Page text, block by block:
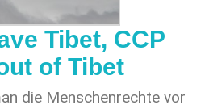
pm/2022/62).
werden, sich selbst zu
Tibet, CCP
of Tibet
die Menschenrechte vor